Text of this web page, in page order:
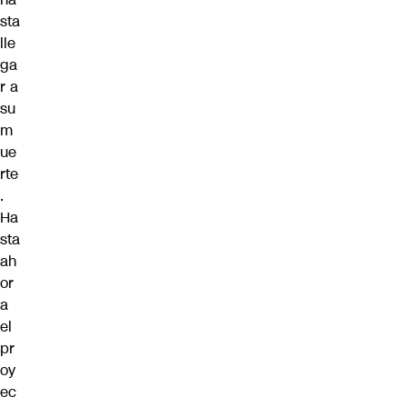
sta
lle
ga
r a
su
m
ue
rte
.
Ha
sta
ah
or
a
el
pr
oy
ec